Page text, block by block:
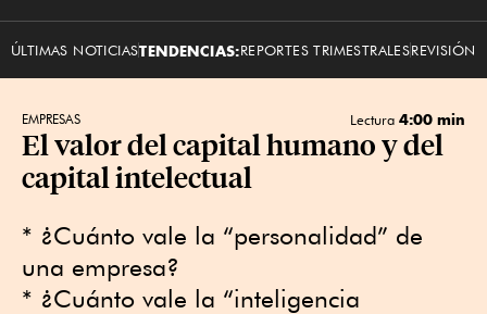
ÚLTIMAS NOTICIASTENDENCIAS:REPORTES TRIMESTRALESREVISIÓN
EMPRESAS Lectura 4:00 min
El valor del capital humano y del
capital intelectual
* ¿Cuánto vale la “personalidad” de
una empresa?
* ¿Cuánto vale la “inteligencia